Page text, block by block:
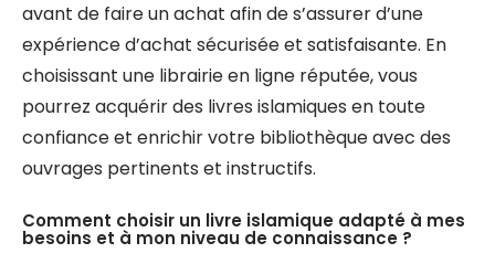
avant de faire un achat afin de s’assurer d’une
expérience d’achat sécurisée et satisfaisante. En
choisissant une librairie en ligne réputée, vous
pourrez acquérir des livres islamiques en toute
confiance et enrichir votre bibliothèque avec des
ouvrages pertinents et instructifs.
Comment choisir un livre islamique adapté à mes
besoins et à mon niveau de connaissance ?